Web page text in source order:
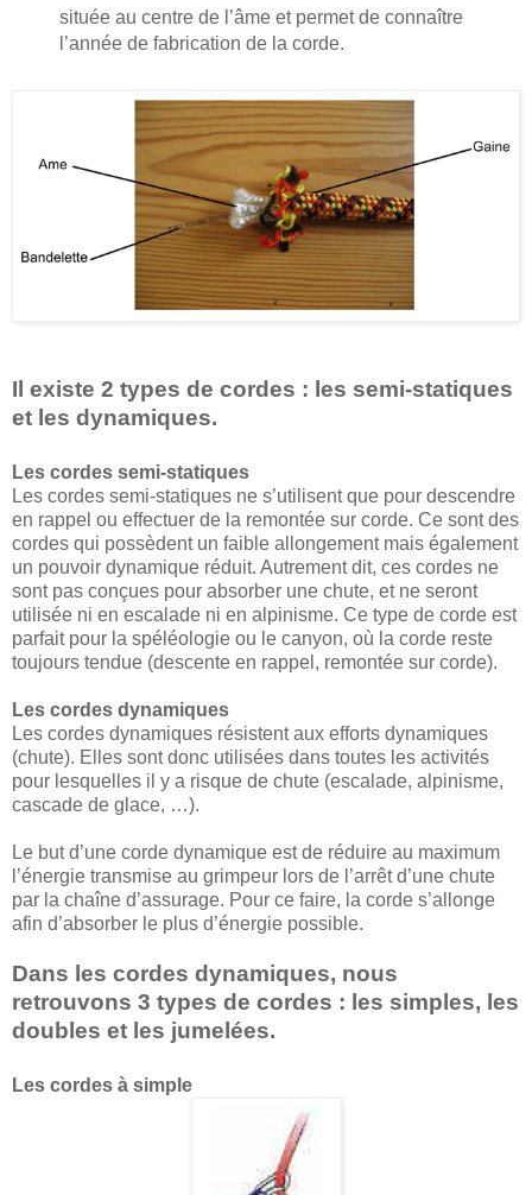
située au centre de l’âme et permet de connaître
l’année de fabrication de la corde.
Il existe 2 types de cordes : les semi-statiques
et les dynamiques.
Les cordes semi-statiques
Les cordes semi-statiques ne s’utilisent que pour descendre
en rappel ou effectuer de la remontée sur corde. Ce sont des
cordes qui possèdent un faible allongement mais également
un pouvoir dynamique réduit. Autrement dit, ces cordes ne
sont pas conçues pour absorber une chute, et ne seront
utilisée ni en escalade ni en alpinisme. Ce type de corde est
parfait pour la spéléologie ou le canyon, où la corde reste
toujours tendue (descente en rappel, remontée sur corde).
Les cordes dynamiques
Les cordes dynamiques résistent aux efforts dynamiques
(chute). Elles sont donc utilisées dans toutes les activités
pour lesquelles il y a risque de chute (escalade, alpinisme,
cascade de glace, …).
Le but d’une corde dynamique est de réduire au maximum
l’énergie transmise au grimpeur lors de l’arrêt d’une chute
par la chaîne d’assurage. Pour ce faire, la corde s’allonge
afin d’absorber le plus d’énergie possible.
Dans les cordes dynamiques, nous
retrouvons 3 types de cordes : les simples, les
doubles et les jumelées.
Les cordes à simple